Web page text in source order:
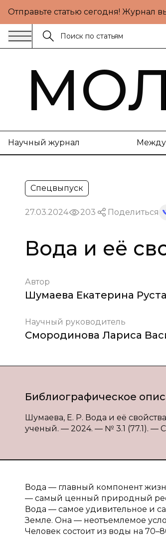
Отправьте статью сегодня! Журнал
Научный журнал
Спецвыпуск
27.03.2024 203 Поделиться
Вода и её
Автор
Шумаева Екатерина
Научный руководитель
Смородинова Лариса
Библиографическое
Шумаева, Е. Р. Вода и её
ученый. — 2024. — № 3.1 (77.1). —
Вода — главный компонент
— самый ценный природный
Вода — самое удивительное и
Земле. Она — неотъемлемое
Человек состоит из воды на